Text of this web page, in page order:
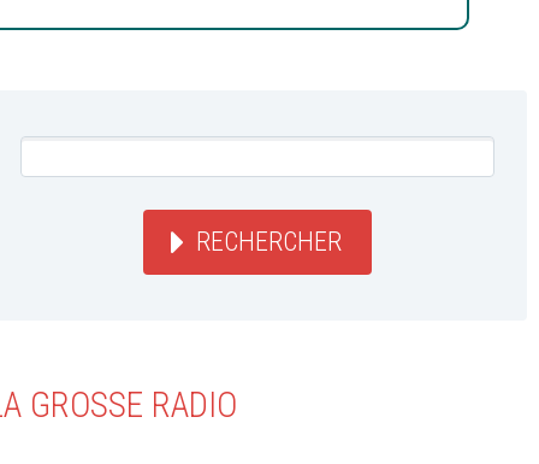
RECHERCHER
GROSSE RADIO